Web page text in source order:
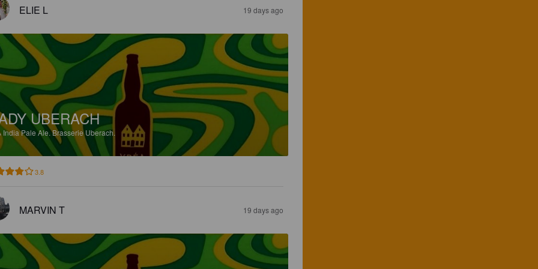
ELIE L 19 days ago
UBERACH
India Pale Ale.Brasserie Uberach.
3.8
MARVIN T 19 days ago